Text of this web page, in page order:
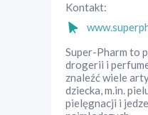
Kontakt:
Super-Pharm to
drogerii i
znaleźć wiele
dziecka, m.in.
pielęgnacji i